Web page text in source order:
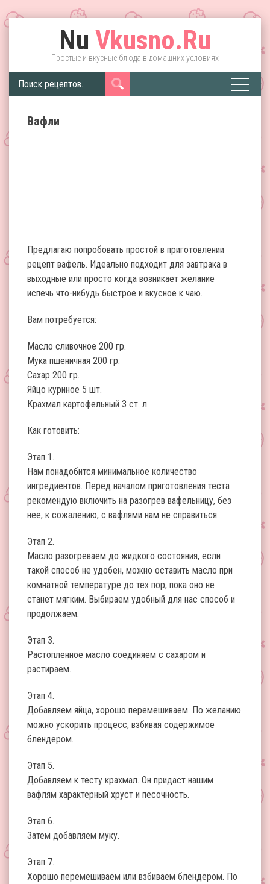
Nu Vkusno.Ru
Простые и вкусные блюда в домашних условиях
Вафли
Предлагаю попробовать простой в приготовлении
рецепт вафель. Идеально подходит для завтрака в
выходные или просто когда возникает желание
испечь что-нибудь быстрое и вкусное к чаю.
Вам потребуется:
Масло сливочное 200 гр.
Мука пшеничная 200 гр.
Сахар 200 гр.
Яйцо куриное 5 шт.
Крахмал картофельный 3 ст. л.
Как готовить:
Этап 1.
Нам понадобится минимальное количество
ингредиентов. Перед началом приготовления теста
рекомендую включить на разогрев вафельницу, без
нее, к сожалению, с вафлями нам не справиться.
Этап 2.
Масло разогреваем до жидкого состояния, если
такой способ не удобен, можно оставить масло при
комнатной температуре до тех пор, пока оно не
станет мягким. Выбираем удобный для нас способ и
продолжаем.
Этап 3.
Растопленное масло соединяем с сахаром и
растираем.
Этап 4.
Добавляем яйца, хорошо перемешиваем. По желанию
можно ускорить процесс, взбивая содержимое
блендером.
Этап 5.
Добавляем к тесту крахмал. Он придаст нашим
вафлям характерный хруст и песочность.
Этап 6.
Затем добавляем муку.
Этап 7.
Хорошо перемешиваем или взбиваем блендером. По